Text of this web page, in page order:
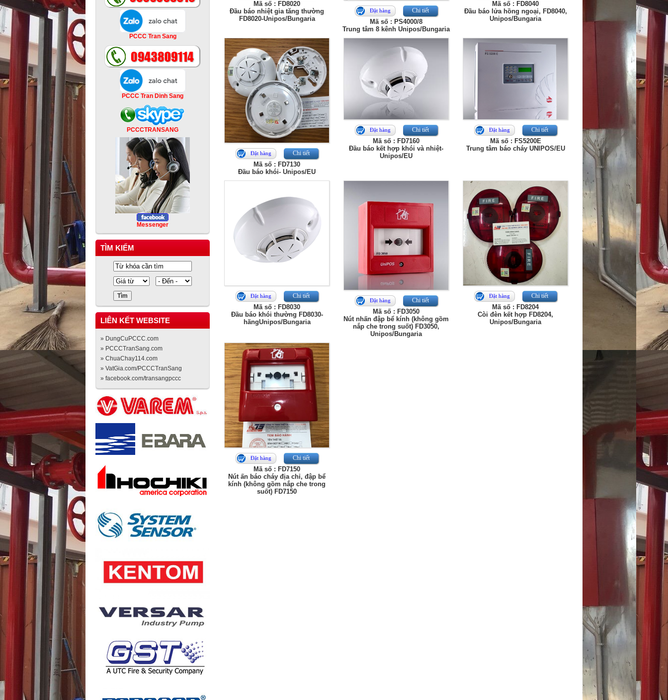
PCCC Tran Sang
PCCC Tran Dinh Sang
PCCCTRANSANG
Messenger
TÌM KIẾM
LIÊN KẾT WEBSITE
» DungCuPCCC.com
» PCCCTranSang.com
» ChuaChay114.com
» VatGia.com/PCCCTranSang
» facebook.com/transangpccc
Mã số : FD8020
Đầu báo nhiệt gia tăng thường
FD8020-Unipos/Bungaria
Đặt hàng Chi tiết
Mã số : PS4000/8
Trung tâm 8 kênh Unipos/Bungaria
Mã số : FD8040
Đầu báo lửa hồng ngoại, FD8040,
Unipos/Bungaria
Đặt hàng Chi tiết
Mã số : FD7130
Đầu báo khói- Unipos/EU
Đặt hàng Chi tiết
Mã số : FD7160
Đầu báo kết hợp khói và nhiệt-
Unipos/EU
Đặt hàng Chi tiết
Mã số : FS5200E
Trung tâm báo cháy UNIPOS/EU
Đặt hàng Chi tiết
Mã số : FD8030
Đầu báo khói thường FD8030-
hãngUnipos/Bungaria
Đặt hàng Chi tiết
Mã số : FD3050
Nút nhấn đập bể kính (không gồm
nắp che trong suốt) FD3050,
Unipos/Bungaria
Đặt hàng Chi tiết
Mã số : FD8204
Còi đèn kết hợp FD8204,
Unipos/Bungaria
Đặt hàng Chi tiết
Mã số : FD7150
Nút ấn báo cháy địa chỉ, đập bể
kính (không gồm nắp che trong
suốt) FD7150